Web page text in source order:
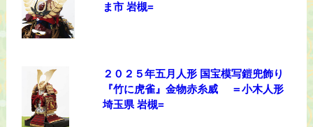
ま市 岩槻=
２０２５年五月人形 国宝模写鎧兜飾り
『竹に虎雀』金物赤糸威 ＝小木人形
埼玉県 岩槻=